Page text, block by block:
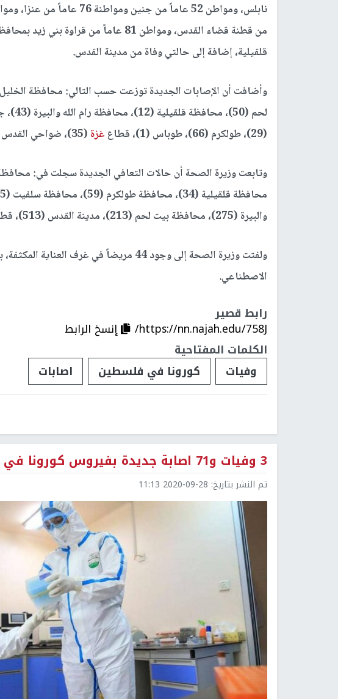
قلقيلية، إضافة إلى حالتي وفاة من مدينة القدس.
(29)، طولكرم (66)، طوباس (1)، قطاع
غزة (35)، ضواحي القدس (20)، مدينة القدس (85).
والبيرة (275)، محافظة بيت لحم (213)، مدينة القدس (513)، قطاع
الاصطناعي.
رابط قصير
https://nn.najah.edu/758J/
إنسخ الرابط
الكلمات المفتاحية
وفيات
كورونا في فلسطين اصابات
3 وفيات و71 اصابة جديدة بفيروس كورونا في محافظة نابلس
تم النشر بتاريخ: 2020-09-28 11:13